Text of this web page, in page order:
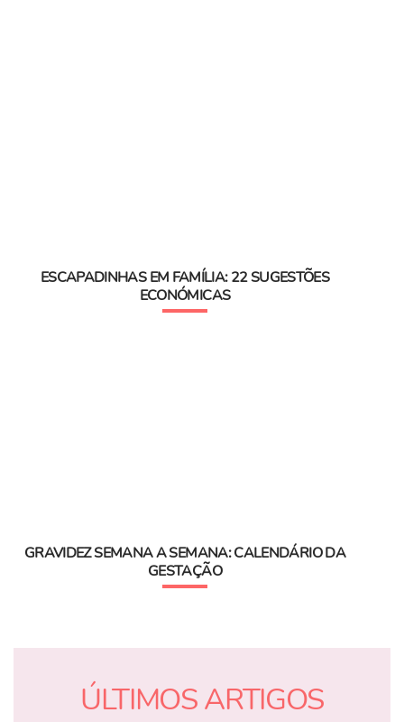
ESCAPADINHAS EM FAMÍLIA: 22 SUGESTÕES
ECONÓMICAS
GRAVIDEZ SEMANA A SEMANA: CALENDÁRIO DA
GESTAÇÃO
ÚLTIMOS ARTIGOS